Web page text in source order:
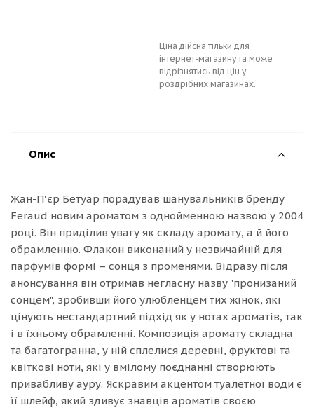
Ціна дійсна тільки для
інтернет-магазину та може
відрізнятись від цін у
роздрібних магазинах.
Опис
Жан-П'єр Бетуар порадував шанувальників бренду
Feraud новим ароматом з однойменною назвою у 2004
році. Він приділив увагу як складу аромату, а й його
обрамленню. Флакон виконаний у незвичайній для
парфумів формі – сонця з променями. Відразу після
анонсування він отримав негласну назву "пронизаний
сонцем", зробивши його улюбленцем тих жінок, які
цінують нестандартний підхід як у нотах ароматів, так
і в їхньому обрамленні. Композиція аромату складна
та багатогранна, у ній сплелися деревні, фруктові та
квіткові ноти, які у вмілому поєднанні створюють
привабливу ауру. Яскравим акцентом туалетної води є
її шлейф, який здивує знавців ароматів своєю